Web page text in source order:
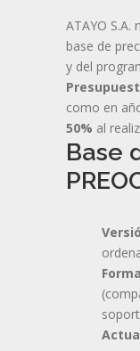
ATAYO
base de
y del
como en
50% al
Base